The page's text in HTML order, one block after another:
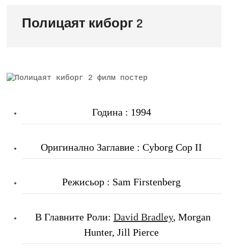
Полицаят киборг 2
Година : 1994
Оригинално Заглавие : Cyborg Cop II
Режисьор : Sam Firstenberg
В Главните Роли: David Bradley, Morgan
Hunter, Jill Pierce